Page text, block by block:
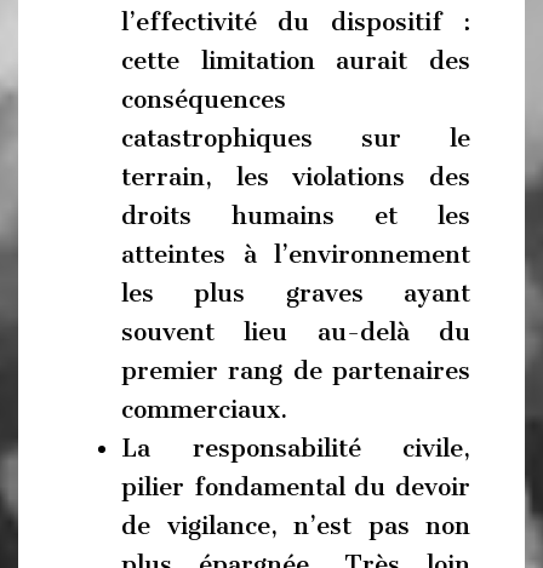
l’effectivité du dispositif :
cette limitation aurait des
conséquences
catastrophiques sur le
terrain, les violations des
droits humains et les
atteintes à l’environnement
les plus graves ayant
souvent lieu au-delà du
premier rang de partenaires
commerciaux.
La responsabilité civile,
pilier fondamental du devoir
de vigilance, n’est pas non